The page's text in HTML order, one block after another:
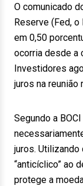
O comunicado
Reserve (Fed,
em 0,50
ocorria desde a
Investidores
juros na reunião
Segundo a
juros.
“anticíclico” ao
protege a